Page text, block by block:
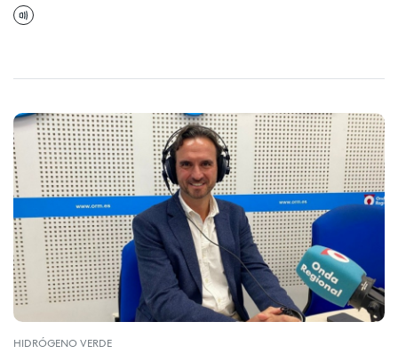
HIDRÓGENO VERDE